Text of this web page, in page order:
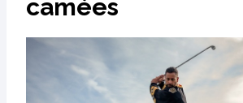
camées